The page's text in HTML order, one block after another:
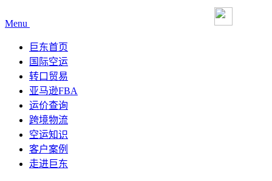
Menu
巨东首页
国际空运
转口贸易
亚马逊FBA
运价查询
跨境物流
空运知识
客户案例
走进巨东